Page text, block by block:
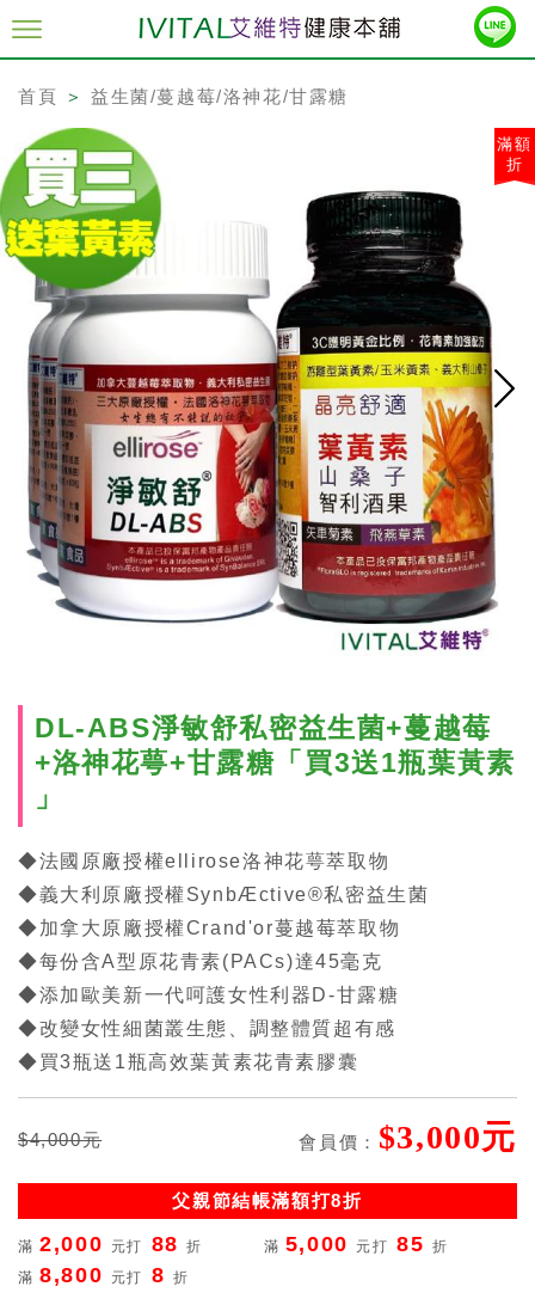
首頁 ＞ 益生菌/蔓越莓/洛神花/甘露糖
滿額
折
DL-ABS淨敏舒私密益生菌+蔓越莓
+洛神花萼+甘露糖「買3送1瓶葉黃素
」
◆法國原廠授權ellirose洛神花萼萃取物
◆義大利原廠授權SynbÆctive®私密益生菌
◆加拿大原廠授權Crand'or蔓越莓萃取物
◆每份含A型原花青素(PACs)達45毫克
◆添加歐美新一代呵護女性利器D-甘露糖
◆改變女性細菌叢生態、調整體質超有感
◆買3瓶送1瓶高效葉黃素花青素膠囊
$4,000元 會員價： $3,000元
父親節結帳滿額打8折
滿2,000 元打 88折 滿 5,000 元打 85折
滿8,800 元打 8 折